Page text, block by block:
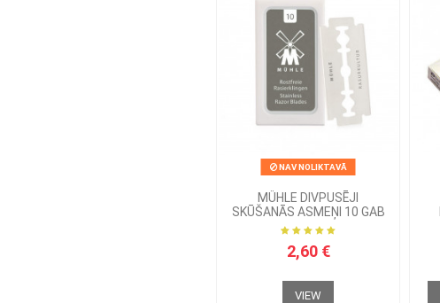
NAV NOLIKTAVĀ
MÜHLE DIVPUSĒJI
SKŪŠANĀS ASMEŅI 10 GAB
2,60 €
VIEW